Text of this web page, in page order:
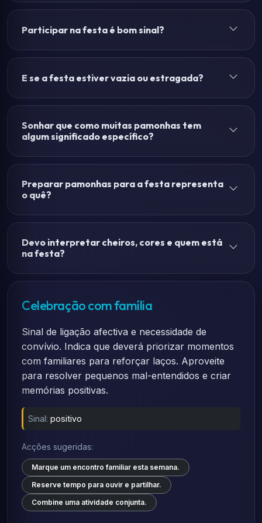
Participar na festa é bom sinal?
E se a festa estiver vazia ou estragada?
Sonhar que como muitas pamonhas tem
algum significado específico?
Preparar pamonhas para a festa representa
o quê?
Devo interpretar cheiros, cores e quem está
na festa?
Celebração com família
Sinal de ligação afectiva e necessidade de
convívio. Indica que deverá priorizar momentos
com familiares para reforçar laços. Aproveite
para resolver pequenos mal-entendidos e criar
memórias positivas.
Sinal: positivo
Acções sugeridas:
Marque um encontro familiar esta semana.
Reserve tempo para ouvir e partilhar.
Combine uma atividade conjunta.